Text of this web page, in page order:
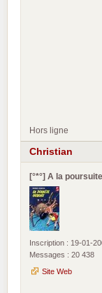
Hors ligne
Christian
[°*°] A la
Inscription : 19-01-
Messages : 20 438
Site Web